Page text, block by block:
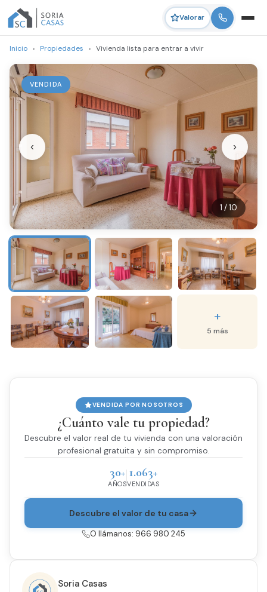
Valorar
Inicio › Propiedades › Vivienda lista para entrar a vivir
VENDIDA
1 / 10
‹ ›
+
5 más
VENDIDA POR NOSOTROS
¿Cuánto vale tu propiedad?
Descubre el valor real de tu vivienda con una valoración
profesional gratuita y sin compromiso.
30+
AÑOS
1.063+
VENDIDAS
Descubre el valor de tu casa
O llámanos: 966 980 245
Soria Casas